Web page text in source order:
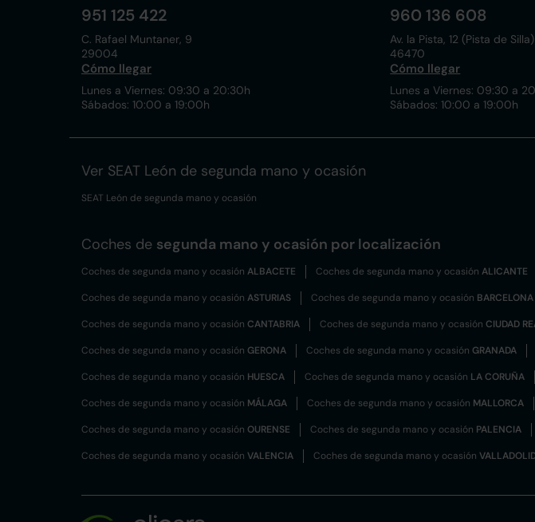
951 125 422
C. Rafael Muntaner, 9
29004
Cómo llegar
Lunes a Viernes: 09:30 a 20:30h
Sábados: 10:00 a 19:00h
960 136 608
Av. la Pista, 12 (Pista de Silla)
46470
Cómo llegar
Lunes a Viernes: 09:30 a
Sábados: 10:00 a 19:00h
Ver SEAT León de segunda mano y ocasión
SEAT León de segunda mano y ocasión
Coches de segunda mano y ocasión por localización
Coches de segunda mano y ocasión ALBACETE Coches de segunda mano y ocasión ALICANTE
Coches de segunda mano y ocasión ASTURIAS Coches de segunda mano y ocasión BARCELONA
Coches de segunda mano y ocasión CANTABRIA Coches de segunda mano y ocasión CIUDAD
Coches de segunda mano y ocasión GERONA Coches de segunda mano y ocasión GRANADA
Coches de segunda mano y ocasión HUESCA Coches de segunda mano y ocasión LA CORUÑA
Coches de segunda mano y ocasión MÁLAGA Coches de segunda mano y ocasión MALLORCA
Coches de segunda mano y ocasión OURENSE Coches de segunda mano y ocasión PALENCIA
Coches de segunda mano y ocasión VALENCIA Coches de segunda mano y ocasión